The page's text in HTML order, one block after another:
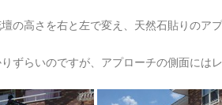
の高さを右と左で変え、天然石貼りのア
ずらいのですが、アプローチの側面には